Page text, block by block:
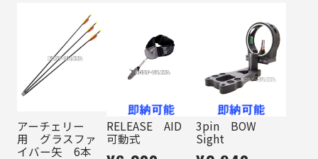
アーチェリー
用 グラスファ
イバー矢 6本
RELEASE AID
可動式
3pin BOW
Sight